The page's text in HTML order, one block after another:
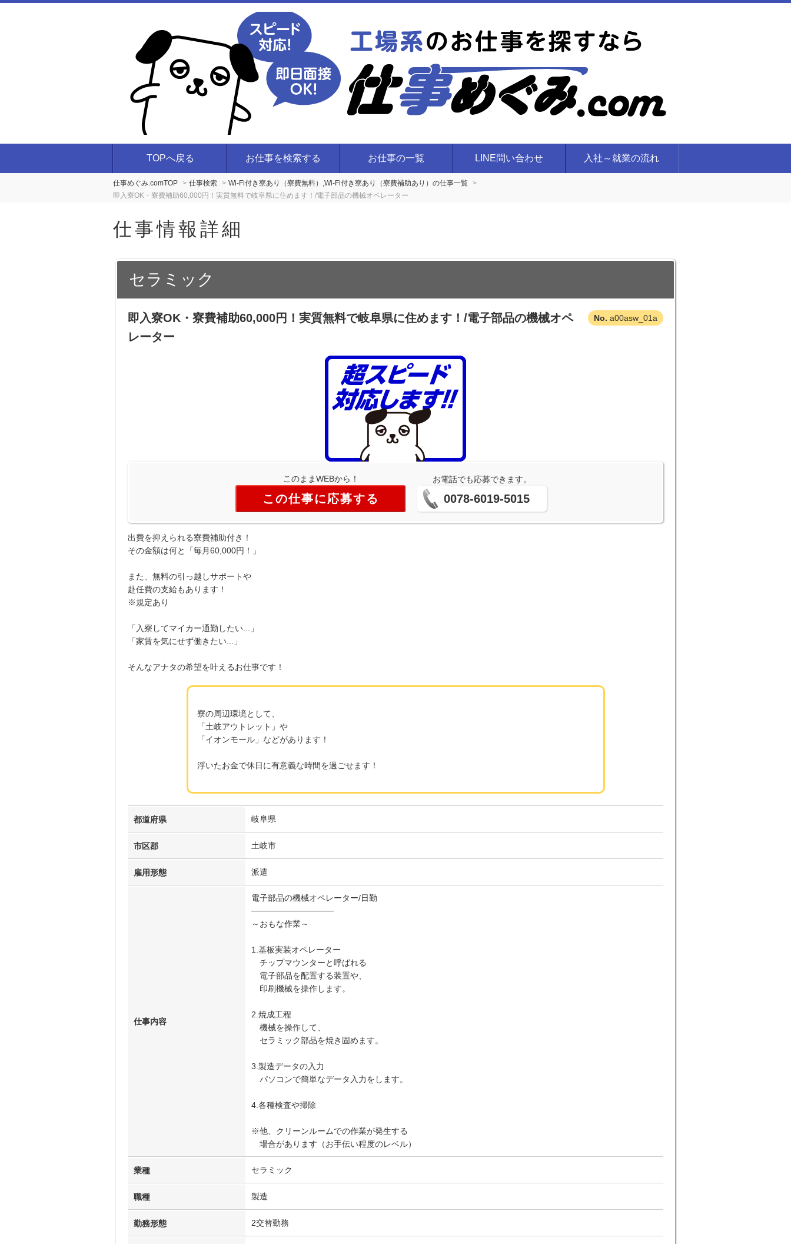
TOPへ戻る お仕事を検索する お仕事の一覧 LINE問い合わせ 入社～就業の流れ
仕事めぐみ.comTOP 仕事検索
Wi-Fi付き寮あり（寮費無料）,Wi-Fi付き寮あり（寮費補助あり）の仕事一覧
即入寮OK・寮費補助60,000円！実質無料で岐阜県に住めます！/電子部品の機械オペレーター
仕事情報詳細
セラミック
a00asw_01a
即入寮OK・寮費補助60,000円！実質無料で岐阜県に住めます！/電子部品の機械オペ
レーター
このままWEBから！
この仕事に応募する
お電話でも応募できます。
0078-6019-5015
出費を抑えられる寮費補助付き！
その金額は何と「毎月60,000円！」
また、無料の引っ越しサポートや
赴任費の支給もあります！
※規定あり
「入寮してマイカー通勤したい...」
「家賃を気にせず働きたい...」
そんなアナタの希望を叶えるお仕事です！
寮の周辺環境として、
「土岐アウトレット」や
「イオンモール」などがあります！
浮いたお金で休日に有意義な時間を過ごせます！
都道府県 岐阜県
市区郡 土岐市
雇用形態 派遣
仕事内容
電子部品の機械オペレーター/日勤
──────────────
～おもな作業～
1.基板実装オペレーター
チップマウンターと呼ばれる
電子部品を配置する装置や、
印刷機械を操作します。
2.焼成工程
機械を操作して、
セラミック部品を焼き固めます。
3.製造データの入力
パソコンで簡単なデータ入力をします。
4.各種検査や掃除
※他、クリーンルームでの作業が発生する
場合があります（お手伝い程度のレベル）
業種 セラミック
職種 製造
勤務形態 2交替勤務